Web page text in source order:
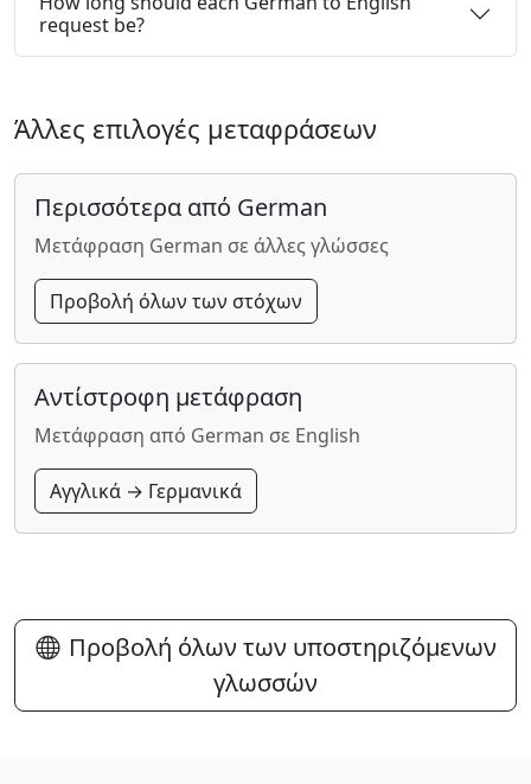
request be?
Άλλες επιλογές μεταφράσεων
Περισσότερα από German
Μετάφραση German σε άλλες γλώσσες
Προβολή όλων των στόχων
Αντίστροφη μετάφραση
Μετάφραση από German σε English
Αγγλικά → Γερμανικά
Προβολή όλων των υποστηριζόμενων
γλωσσών